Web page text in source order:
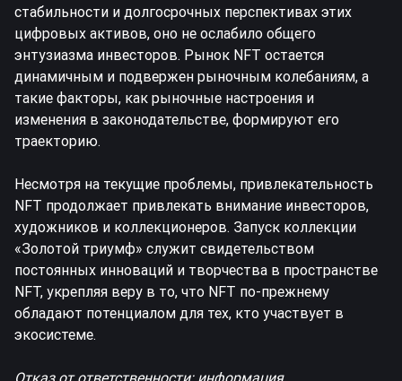
стабильности и долгосрочных перспективах этих
цифровых активов, оно не ослабило общего
энтузиазма инвесторов. Рынок NFT остается
динамичным и подвержен рыночным колебаниям, а
такие факторы, как рыночные настроения и
изменения в законодательстве, формируют его
траекторию.
Несмотря на текущие проблемы, привлекательность
NFT продолжает привлекать внимание инвесторов,
художников и коллекционеров. Запуск коллекции
«Золотой триумф» служит свидетельством
постоянных инноваций и творчества в пространстве
NFT, укрепляя веру в то, что NFT по-прежнему
обладают потенциалом для тех, кто участвует в
экосистеме.
Отказ от ответственности: информация,